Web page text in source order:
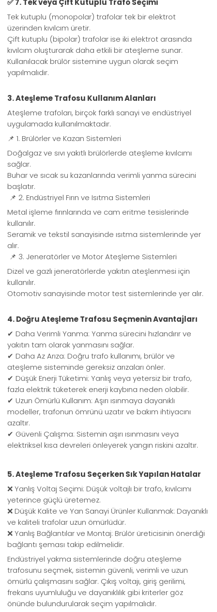
Tek kutuplu (monopolar) trafolar tek bir elektrot
üzerinden kıvılcım üretir.
Çift kutuplu (bipolar) trafolar ise iki elektrot arasında
kıvılcım oluşturarak daha etkili bir ateşleme sunar.
Kullanılacak brülör sistemine uygun olarak seçim
yapılmalıdır.
3. Ateşleme Trafosu Kullanım Alanları
Ateşleme trafoları, birçok farklı sanayi ve endüstriyel
uygulamada kullanılmaktadır.
📌 1. Brülörler ve Kazan Sistemleri
Doğalgaz ve sıvı yakıtlı brülörlerde ateşleme kıvılcımı
sağlar.
Buhar ve sıcak su kazanlarında verimli yanma sürecini
başlatır.
📌 2. Endüstriyel Fırın ve Isıtma Sistemleri
Metal işleme fırınlarında ve cam eritme tesislerinde
kullanılır.
Seramik ve tekstil sanayisinde ısıtma sistemlerinde yer
alır.
📌 3. Jeneratörler ve Motor Ateşleme Sistemleri
Dizel ve gazlı jeneratörlerde yakıtın ateşlenmesi için
kullanılır.
Otomotiv sanayisinde motor test sistemlerinde yer alır.
4. Doğru Ateşleme Trafosu Seçmenin Avantajları
✔ Daha Verimli Yanma: Yanma sürecini hızlandırır ve
yakıtın tam olarak yanmasını sağlar.
✔ Daha Az Arıza: Doğru trafo kullanımı, brülör ve
ateşleme sisteminde gereksiz arızaları önler.
✔ Düşük Enerji Tüketimi: Yanlış veya yetersiz bir trafo,
fazla elektrik tüketerek enerji kaybına neden olabilir.
✔ Uzun Ömürlü Kullanım: Aşırı ısınmaya dayanıklı
modeller, trafonun ömrünü uzatır ve bakım ihtiyacını
azaltır.
✔ Güvenli Çalışma: Sistemin aşırı ısınmasını veya
elektriksel kısa devreleri önleyerek yangın riskini azaltır.
5. Ateşleme Trafosu Seçerken Sık Yapılan Hatalar
❌ Yanlış Voltaj Seçimi: Düşük voltajlı bir trafo, kıvılcımı
yeterince güçlü üretemez.
❌ Düşük Kalite ve Yan Sanayi Ürünler Kullanmak: Dayanıklı
ve kaliteli trafolar uzun ömürlüdür.
❌ Yanlış Bağlantılar ve Montaj: Brülör üreticisinin önerdiği
bağlantı şeması takip edilmelidir.
Endüstriyel yakma sistemlerinde doğru ateşleme
trafosunu seçmek, sistemin güvenli, verimli ve uzun
ömürlü çalışmasını sağlar. Çıkış voltajı, giriş gerilimi,
frekans uyumluluğu ve dayanıklılık gibi kriterler göz
önünde bulundurularak seçim yapılmalıdır.